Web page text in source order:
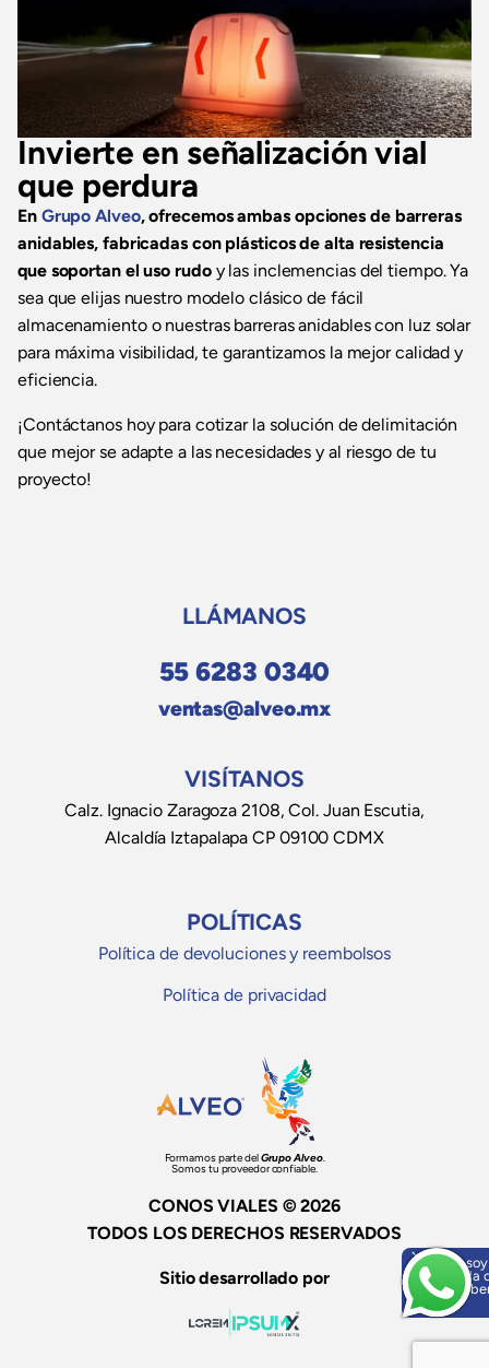
Invierte en señalización vial
que perdura
En Grupo Alveo, ofrecemos ambas opciones de barreras
anidables, fabricadas con plásticos de alta resistencia
que soportan el uso rudo y las inclemencias del tiempo. Ya
sea que elijas nuestro modelo clásico de fácil
almacenamiento o nuestras barreras anidables con luz solar
para máxima visibilidad, te garantizamos la mejor calidad y
eficiencia.
¡Contáctanos hoy para cotizar la solución de delimitación
que mejor se adapte a las necesidades y al riesgo de tu
proyecto!
LLÁMANOS
55 6283 0340
ventas@alveo.mx
VISÍTANOS
Calz. Ignacio Zaragoza 2108, Col. Juan Escutia,
Alcaldía Iztapalapa CP 09100 CDMX
POLÍTICAS
Política de devoluciones y reembolsos
Política de privacidad
Formamos parte delGrupo Alveo.
Somos tu proveedor confiable.
CONOS VIALES © 2026
TODOS LOS DERECHOS RESERVADOS
Sitio desarrollado por
Hola,
ayuda